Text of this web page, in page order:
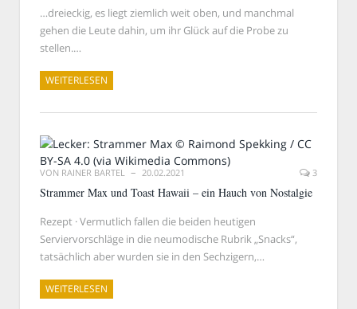
…dreieckig, es liegt ziemlich weit oben, und manchmal
gehen die Leute dahin, um ihr Glück auf die Probe zu
stellen.…
WEITERLESEN
VON RAINER BARTEL 20.02.2021 3
Strammer Max und Toast Hawaii – ein Hauch von Nostalgie
Rezept · Vermutlich fallen die beiden heutigen
Serviervorschläge in die neumodische Rubrik „Snacks“,
tatsächlich aber wurden sie in den Sechzigern,…
WEITERLESEN